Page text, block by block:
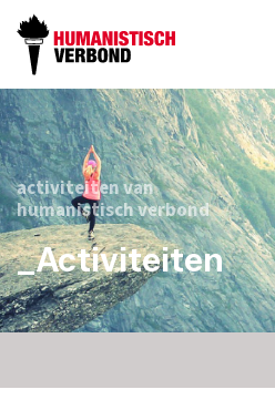
activiteiten van
humanistisch verbond
_Activiteiten